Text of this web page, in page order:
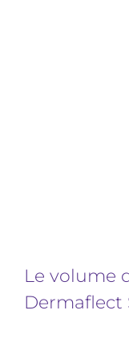
Le volume
Dermaflect